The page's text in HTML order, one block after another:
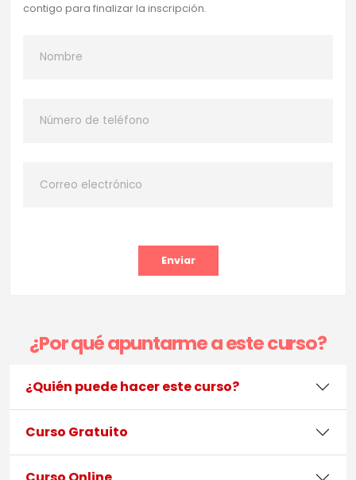
contigo para finalizar la inscripción.
Enviar
¿Por qué apuntarme a este curso?
¿Quién puede hacer este curso?
Curso Gratuito